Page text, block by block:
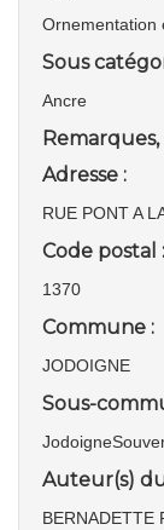
Ornementation
Sous
Ancre
Adresse :
RUE PONT A
Code postal :
1370
Commune :
JODOIGNE
Sous-
Auteur(s)
BERNADETTE